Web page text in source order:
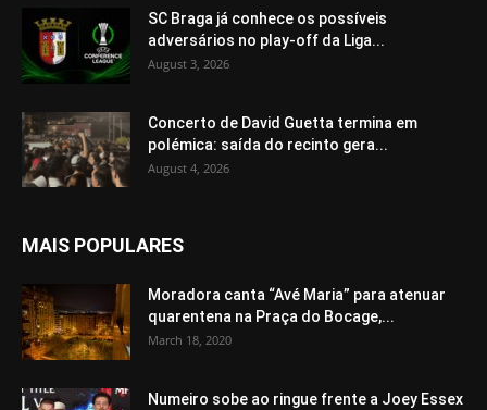
SC Braga já conhece os possíveis
adversários no play-off da Liga...
August 3, 2026
Concerto de David Guetta termina em
polémica: saída do recinto gera...
August 4, 2026
MAIS POPULARES
Moradora canta “Avé Maria” para atenuar
quarentena na Praça do Bocage,...
March 18, 2020
Numeiro sobe ao ringue frente a Joey Essex